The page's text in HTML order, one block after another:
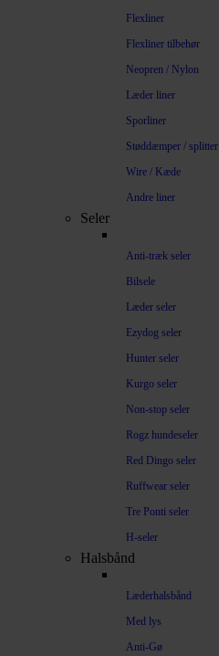
Flexliner
Flexliner tilbehør
Neopren / Nylon
Læder liner
Sporliner
Støddæmper / splitter
Wire / Kæde
Andre liner
Seler
Anti-træk seler
Bilsele
Læder seler
Ezydog seler
Hunter seler
Kurgo seler
Non-stop seler
Rogz hundeseler
Red Dingo seler
Ruffwear seler
Tre Ponti seler
H-seler
Halsbånd
Læderhalsbånd
Med lys
Anti-Gø